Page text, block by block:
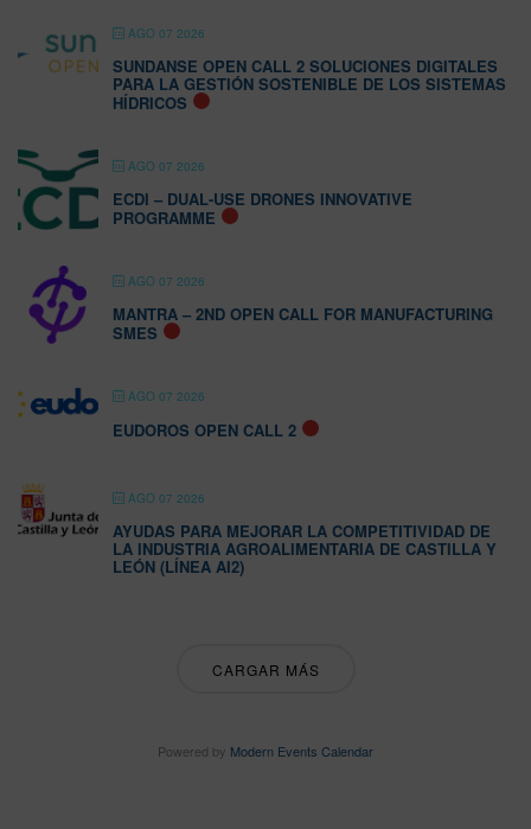
AGO 07 2026
SUNDANSE OPEN CALL 2 SOLUCIONES DIGITALES
PARA LA GESTIÓN SOSTENIBLE DE LOS SISTEMAS
HÍDRICOS
AGO 07 2026
ECDI – DUAL-USE DRONES INNOVATIVE
PROGRAMME
AGO 07 2026
MANTRA – 2ND OPEN CALL FOR MANUFACTURING
SMES
AGO 07 2026
EUDOROS OPEN CALL 2
AGO 07 2026
AYUDAS PARA MEJORAR LA COMPETITIVIDAD DE
LA INDUSTRIA AGROALIMENTARIA DE CASTILLA Y
LEÓN (LÍNEA AI2)
CARGAR MÁS
Powered by Modern Events Calendar